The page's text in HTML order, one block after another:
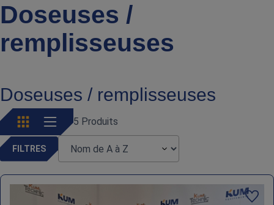
Doseuses /
remplisseuses
Doseuses / remplisseuses
5 Produits
FILTRES